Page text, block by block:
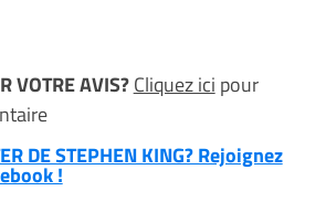
VOTRE AVIS?Cliquez ici pour
DE STEPHEN KING? Rejoignez
!